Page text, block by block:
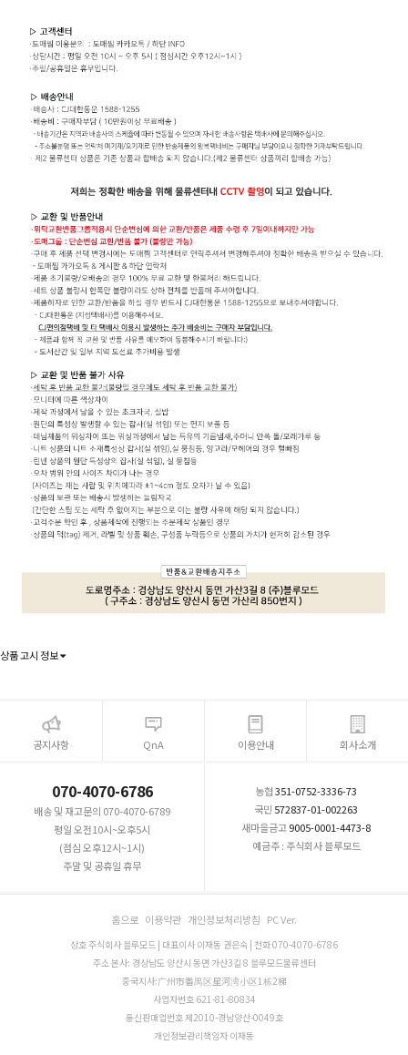
상품 고시 정보
공지사항 QnA 이용안내 회사소개
070-4070-6786
배송 및 재고문의 070-4070-6789
평일 오전10시~오후5시
(점심 오후12시~1시)
주말 및 공휴일 휴무
농협351-0752-3336-73
국민 572837-01-002263
새마을금고9005-0001-4473-8
예금주 : 주식회사 블루모드
홈으로 이용약관 개인정보처리방침 PC Ver.
상호 주식회사 블루모드 | 대표이사 이재동 권은숙 | 전화 070-4070-6786
주소 본사: 경상남도 양산시 동면 가산3길 8 블루모드물류센터
중국지사:广州市番禺区星河湾小区1栋2梯
사업자번호 621-81-80834
통신판매업번호 제2010-경남양산-0049호
개인정보관리책임자 이재동